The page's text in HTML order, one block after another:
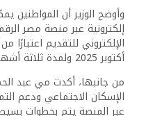
وأوضح الوزير أن المواطنين
إلكترونية عبر منصة مصر
الإلكتروني للتقديم
أكتوبر 2025 ولمدة ثلاثة أشهر.
من جانبها، أكدت مي عبد
الإسكان الاجتماعي ودعم
عبر المنصة يتم بخطوات